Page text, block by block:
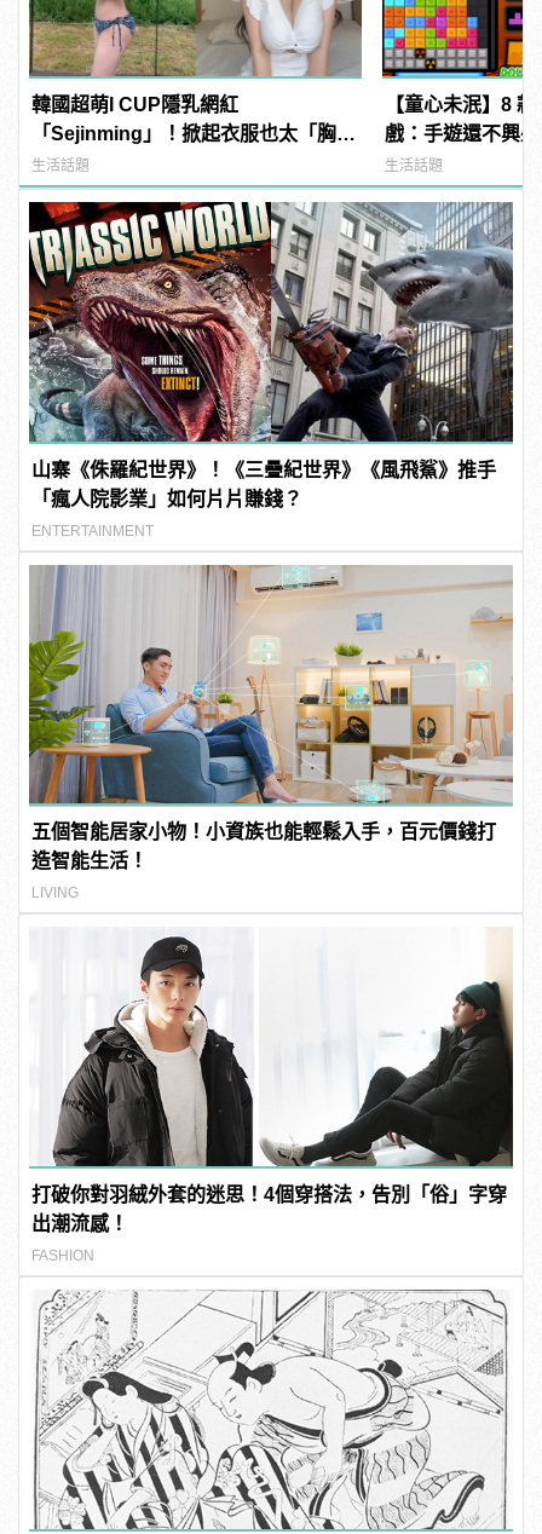
韓國超萌I CUP隱乳網紅
「Sejinming」！掀起衣服也太「胸」
了吧！ | manfashion這樣變型男
生活話題
【童心未泯】8
戲：手遊還不興
這些長大！
生活話題
山寨《侏羅紀世界》！《三疊紀世界》《風飛鯊》推手
「瘋人院影業」如何片片賺錢？
ENTERTAINMENT
五個智能居家小物！小資族也能輕鬆入手，百元價錢打
造智能生活！
LIVING
打破你對羽絨外套的迷思！4個穿搭法，告別「俗」字穿
出潮流感！
FASHION